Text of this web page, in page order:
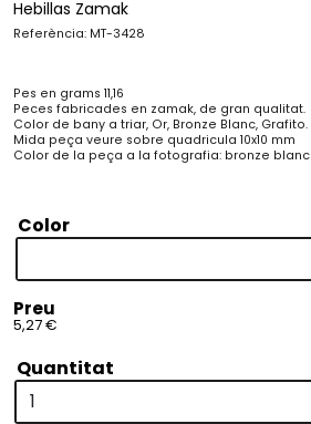
Hebillas Zamak
Referència: MT-3428
Pes en grams 11,16
Peces fabricades en zamak, de gran qualitat.
Color de bany a triar, Or, Bronze Blanc, Grafito.
Mida peça veure sobre quadricula 10x10 mm
Color de la peça a la fotografia: bronze blanc
Color
Preu
5,27 €
Quantitat